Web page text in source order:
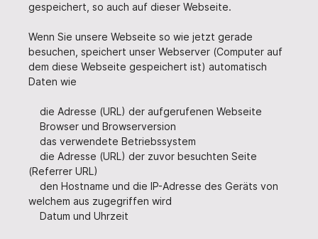
gespeichert, so auch auf dieser Webseite.
Wenn Sie unsere Webseite so wie jetzt gerade
besuchen, speichert unser Webserver (Computer auf
dem diese Webseite gespeichert ist) automatisch
Daten wie
die Adresse (URL) der aufgerufenen Webseite
Browser und Browserversion
das verwendete Betriebssystem
die Adresse (URL) der zuvor besuchten Seite
(Referrer URL)
den Hostname und die IP-Adresse des Geräts von
welchem aus zugegriffen wird
Datum und Uhrzeit